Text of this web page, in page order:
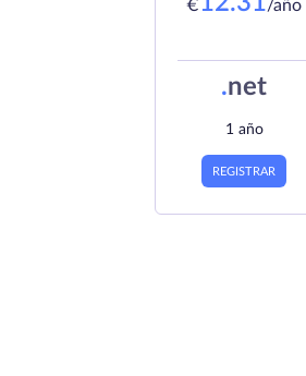
€ /año
.net
1 año
REGISTRAR